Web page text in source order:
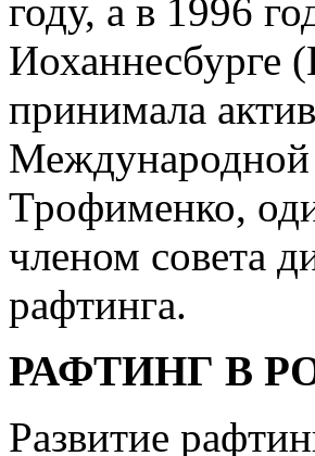
году, а в 1996
Иоханнесбурге
принимала
Международной
Трофименко,
членом совета
рафтинга.
РАФТИНГ В
Развитие